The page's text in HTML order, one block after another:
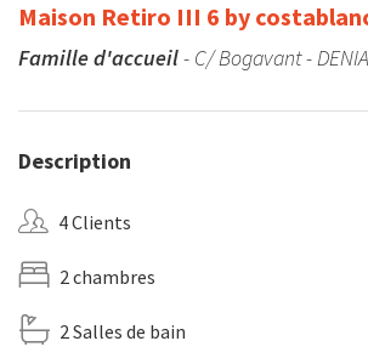
Maison Retiro III 6 by
Famille d'accueil- C/ Bogavant - DENIA
Description
4 Clients
2 chambres
2 Salles de bain